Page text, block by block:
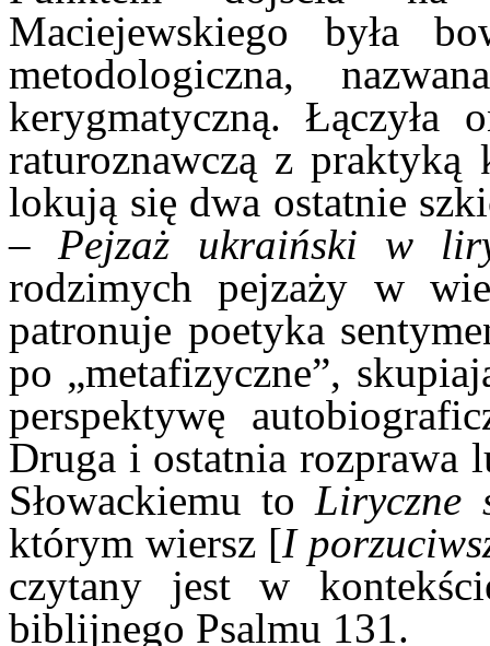
Maciejewskiego była
metodologiczna,
kerygmatyczną.
raturoznawczą z praktyką
lokują się dwa ostatnie
–Pejzaż ukraiński w
rodzimych pejzaży w
patronuje poetyka
po „metafizyczne”,
perspektywę
Druga i ostatnia rozprawa
Słowackiemu to Liryczne
którym wiersz [I
czytany jest w
biblijnego Psalmu 131.